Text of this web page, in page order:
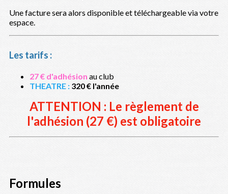
Une facture sera alors disponible et téléchargeable via votre
espace.
Les tarifs :
27 € d'adhésion au club
THEATRE : 320 € l'année
ATTENTION : Le règlement de
l'adhésion (27 €) est obligatoire
Formules